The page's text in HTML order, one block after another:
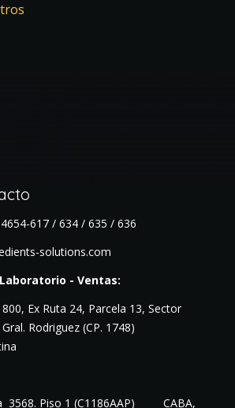
617 / 634 / 635 / 636
solutions.com
- Ventas:
Ex Ruta 24, Parcela 13, Sector
Rodriguez (CP. 1748)
3568. Piso 1 (C1186AAP) CABA,